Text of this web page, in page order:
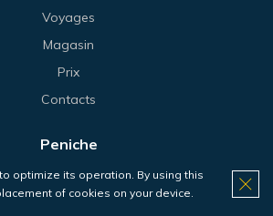
Voyages
Magasin
Prix
Contacts
Peniche
Centre
optimize its operation. By using this
of cookies on your device.